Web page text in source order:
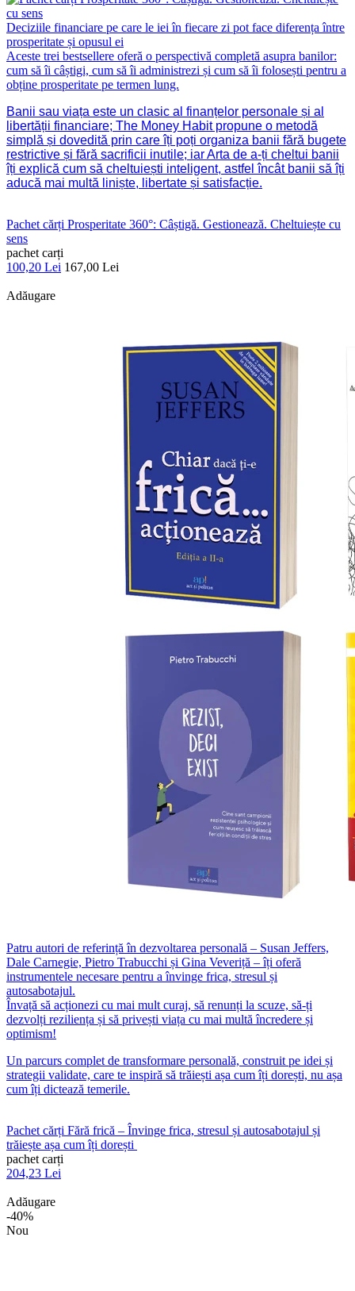
Deciziile financiare pe care le iei în fiecare zi pot face diferența între
prosperitate și opusul ei
Aceste trei bestsellere oferă o perspectivă completă asupra banilor:
cum să îi câștigi, cum să îi administrezi și cum să îi folosești pentru a
obține prosperitate pe termen lung.
Banii sau viața este un clasic al finanțelor personale și al
libertății financiare; The Money Habit propune o metodă
simplă și dovedită prin care îți poți organiza banii fără bugete
restrictive și fără sacrificii inutile; iar Arta de a-ți cheltui banii
îți explică cum să cheltuiești inteligent, astfel încât banii să îți
aducă mai multă liniște, libertate și satisfacție.
Pachet cărți Prosperitate 360°: Câștigă. Gestionează. Cheltuiește cu
sens
pachet carți
100,20 Lei 167,00 Lei
Adăugare
Patru autori de referință în dezvoltarea personală – Susan Jeffers,
Dale Carnegie, Pietro Trabucchi și Gina Veveriță – îți oferă
instrumentele necesare pentru a învinge frica, stresul și
autosabotajul.
Învață să acționezi cu mai mult curaj, să renunți la scuze, să-ți
dezvolți reziliența și să privești viața cu mai multă încredere și
optimism!
Un parcurs complet de transformare personală, construit pe idei și
strategii validate, care te inspiră să trăiești așa cum îți dorești, nu așa
cum îți dictează temerile.
Pachet cărți Fără frică – Învinge frica, stresul și autosabotajul și
trăiește așa cum îți dorești
pachet carți
204,23 Lei
Adăugare
-40%
Nou